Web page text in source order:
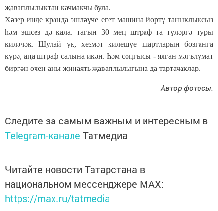
җаваплылыктан качмакчы була.
Хәзер инде кранда эшләүче егет машина йөртү таныклыксыз
һәм эшсез дә кала, тагын 30 мең штраф та түләргә туры
киләчәк. Шулай ук, хезмәт килешүе шартларын боз­ганга
күрә, аңа штраф салына икән. Һәм соңгысы - ялган мәгълүмат
биргән өчен аны җинаять җаваплылыгына да тартачаклар.
Автор фотосы.
Следите за самым важным и интересным в
Telegram-канале Татмедиа
Читайте новости Татарстана в
национальном мессенджере MАХ:
https://max.ru/tatmedia